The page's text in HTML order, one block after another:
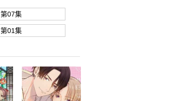
第07集
第01集